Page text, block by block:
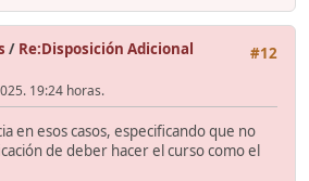
#12
/ Re:Disposición Adicional
19:24 horas.
en esos casos, especificando que no
de deber hacer el curso como el